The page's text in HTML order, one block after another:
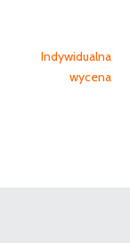
Indywidualna
wycena